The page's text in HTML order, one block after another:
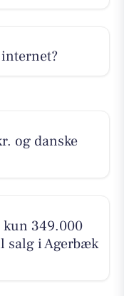
og danske
349.000
salg i Agerbæk